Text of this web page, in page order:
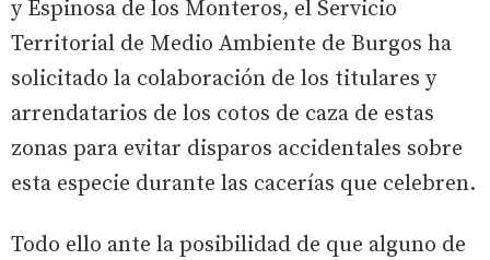
y Espinosa de los Monteros, el Servicio
Territorial de Medio Ambiente de Burgos ha
solicitado la colaboración de los titulares y
arrendatarios de los cotos de caza de estas
zonas para evitar disparos accidentales sobre
esta especie durante las cacerías que celebren.
Todo ello ante la posibilidad de que alguno de